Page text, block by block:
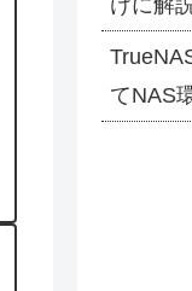
けに解
てNAS